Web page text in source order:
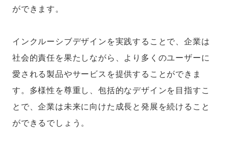
ができます。
インクルーシブデザインを実践することで、企業は
社会的責任を果たしながら、より多くのユーザーに
愛される製品やサービスを提供することができま
す。多様性を尊重し、包括的なデザインを目指すこ
とで、企業は未来に向けた成長と発展を続けること
ができるでしょう。